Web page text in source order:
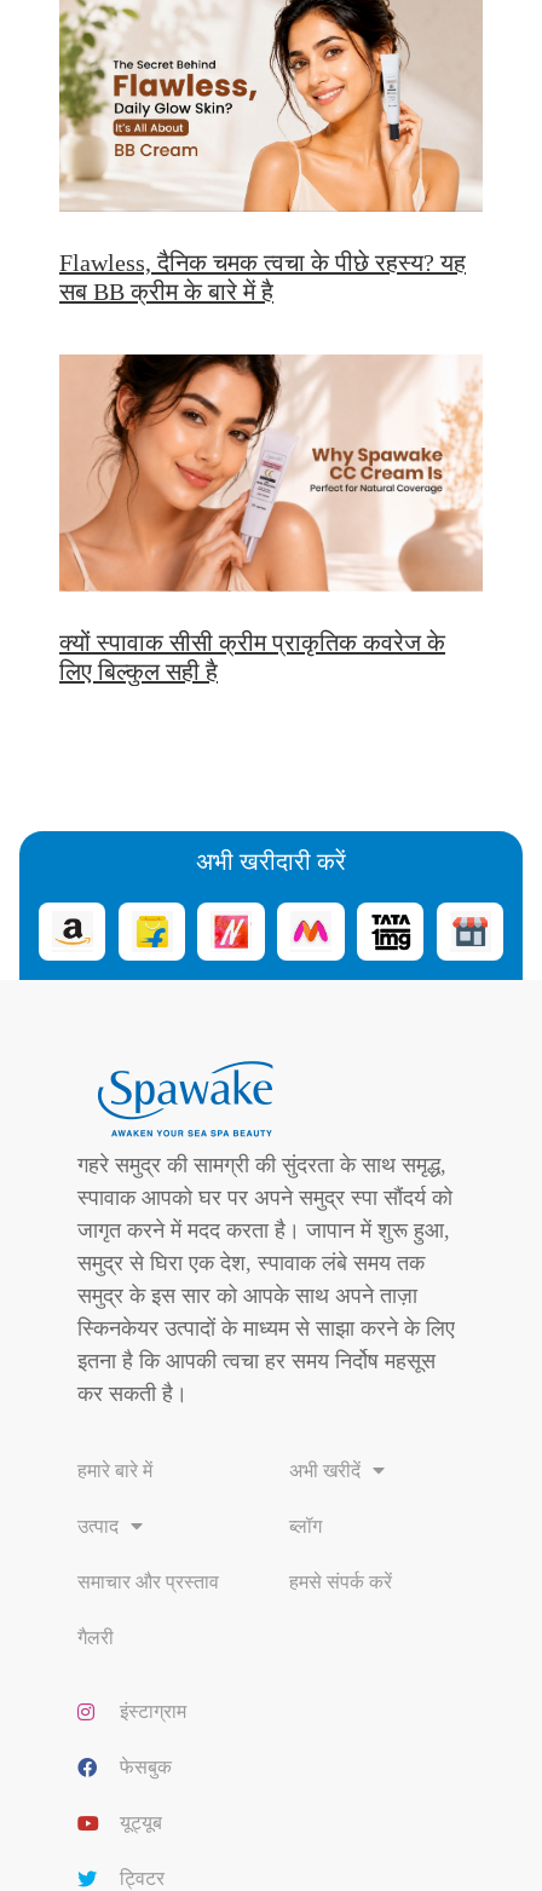
Flawless, दैनिक चमक त्वचा के पीछे रहस्य? यह
सब BB क्रीम के बारे में है
क्यों स्पावाक सीसी क्रीम प्राकृतिक कवरेज के
लिए बिल्कुल सही है
अभी खरीदारी करें
गहरे समुद्र की सामग्री की सुंदरता के साथ समृद्ध,
स्पावाक आपको घर पर अपने समुद्र स्पा सौंदर्य को
जागृत करने में मदद करता है। जापान में शुरू हुआ,
समुद्र से घिरा एक देश, स्पावाक लंबे समय तक
समुद्र के इस सार को आपके साथ अपने ताज़ा
स्किनकेयर उत्पादों के माध्यम से साझा करने के लिए
इतना है कि आपकी त्वचा हर समय निर्दोष महसूस
कर सकती है।
हमारे बारे में
उत्पाद
समाचार और प्रस्ताव
गैलरी
अभी खरीदें
ब्लॉग
हमसे संपर्क करें
इंस्टाग्राम
फेसबुक
यूट्यूब
ट्विटर